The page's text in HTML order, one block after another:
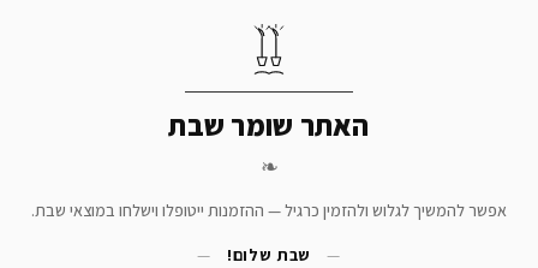
האתר שומר שבת
❧
אפשר להמשיך לגלוש ולהזמין כרגיל — ההזמנות ייטופלו וישלחו במוצאי שבת.
— שבת שלום! —